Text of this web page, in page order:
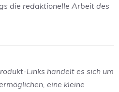
die redaktionelle Arbeit des
Links handelt es sich um
eine kleine